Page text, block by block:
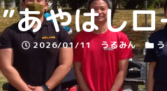
あやはし
投稿日
2026/01/11 著者
うるみん カテ